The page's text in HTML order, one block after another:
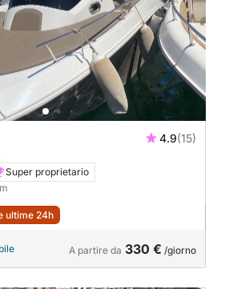
4.9(15)
Super proprietario
ultime 24h
A partire da 330 € /giorno